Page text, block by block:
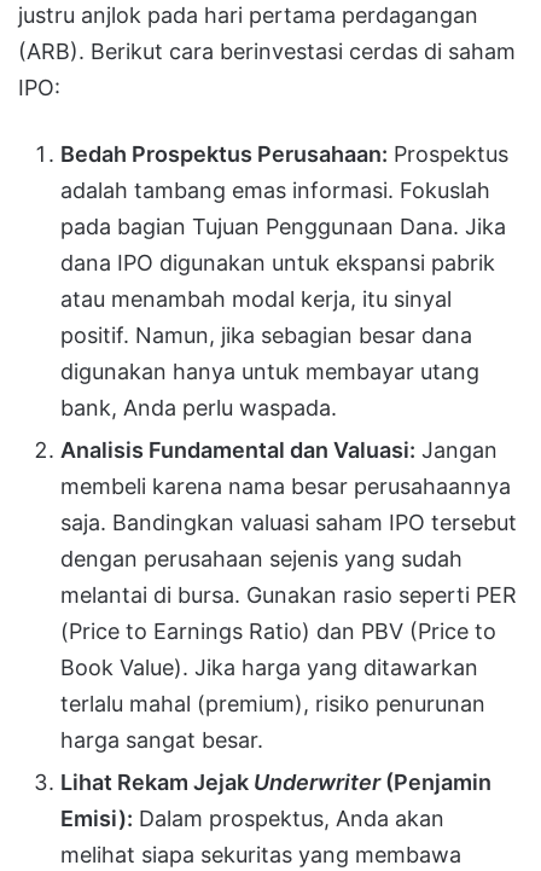
justru anjlok pada hari pertama perdagangan
(ARB). Berikut cara berinvestasi cerdas di saham
IPO:
Bedah Prospektus Perusahaan: Prospektus
adalah tambang emas informasi. Fokuslah
pada bagian Tujuan Penggunaan Dana. Jika
dana IPO digunakan untuk ekspansi pabrik
atau menambah modal kerja, itu sinyal
positif. Namun, jika sebagian besar dana
digunakan hanya untuk membayar utang
bank, Anda perlu waspada.
Analisis Fundamental dan Valuasi: Jangan
membeli karena nama besar perusahaannya
saja. Bandingkan valuasi saham IPO tersebut
dengan perusahaan sejenis yang sudah
melantai di bursa. Gunakan rasio seperti PER
(Price to Earnings Ratio) dan PBV (Price to
Book Value). Jika harga yang ditawarkan
terlalu mahal (premium), risiko penurunan
harga sangat besar.
Lihat Rekam Jejak Underwriter(Penjamin
Emisi): Dalam prospektus, Anda akan
melihat siapa sekuritas yang membawa